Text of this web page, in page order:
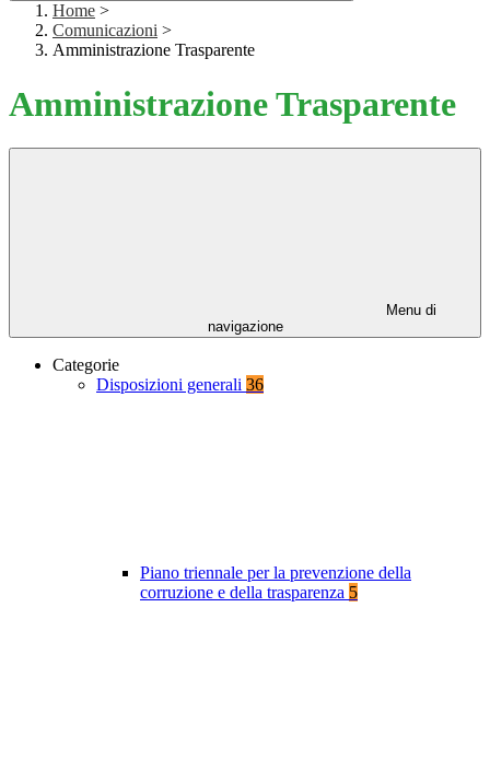
Home >
Comunicazioni >
Amministrazione Trasparente
Amministrazione Trasparente
Menu di
navigazione
Categorie
Disposizioni generali 36
Piano triennale per la prevenzione della
corruzione e della trasparenza 5